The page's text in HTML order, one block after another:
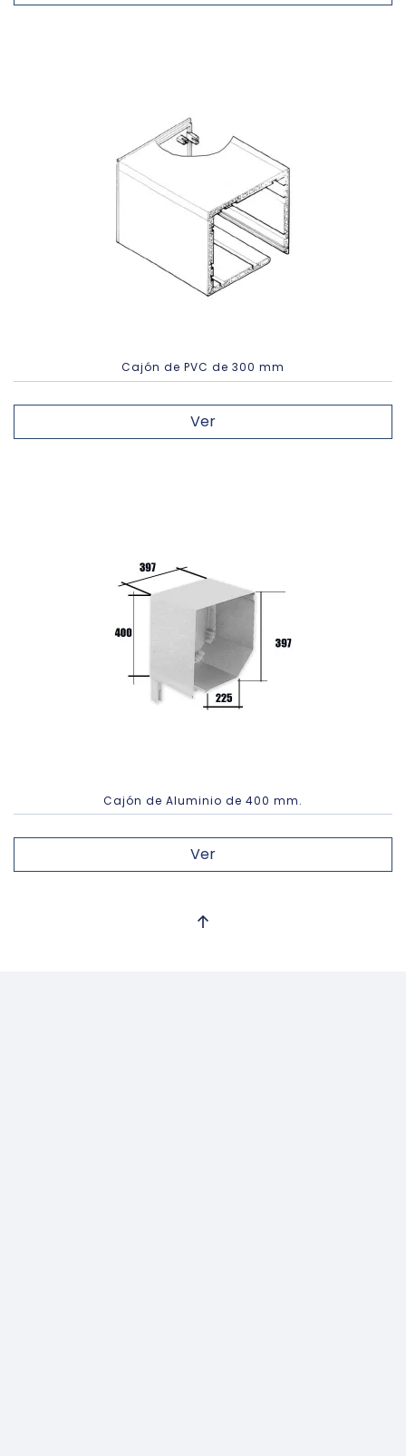
Cajón de PVC de 300 mm
Ver
Cajón de Aluminio de 400 mm.
Ver